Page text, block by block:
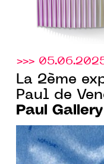
>>>
La 2ème
Paul de
Paul Gallery
six artistes
peinture et